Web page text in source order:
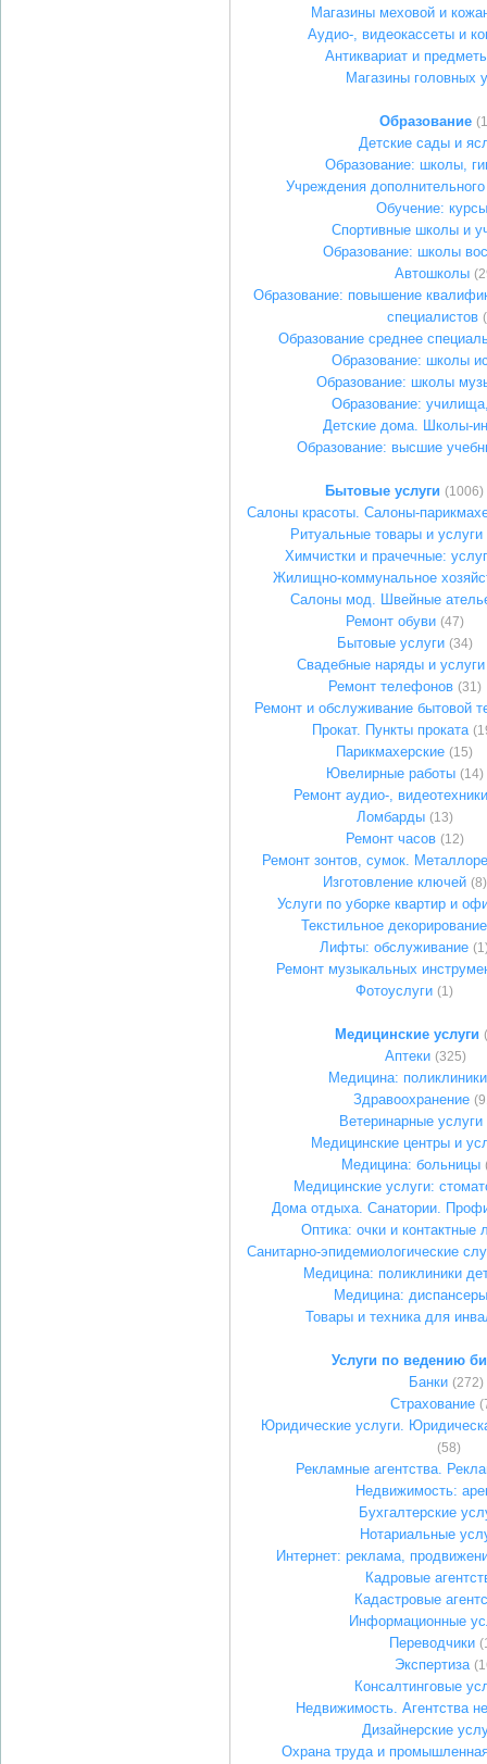
Магазины меховой и
Аудио-, видеокассеты и
Антиквариат и
Магазины головных
Образование
Детские сады и
Образование: школы,
Учреждения
Обучение: курсы
Спортивные школы и
Образование: школы
Автошколы
Образование: повышение
специалистов
Образование среднее
Образование: школы
Образование: школы
Образование:
Детские дома. Школы-
Образование: высшие
Бытовые услуги (1006)
Салоны красоты. Салоны-
Ритуальные товары и услуги
Химчистки и прачечные:
Жилищно-коммунальное
Салоны мод. Швейные
Ремонт обуви (47)
Бытовые услуги (34)
Свадебные наряды и услуги
Ремонт телефонов (31)
Ремонт и обслуживание бытовой
Прокат. Пункты проката
Парикмахерские (15)
Ювелирные работы (14)
Ремонт аудио-, видеотехники
Ломбарды (13)
Ремонт часов (12)
Ремонт зонтов, сумок.
Изготовление ключей (8)
Услуги по уборке квартир и
Текстильное декорирование
Лифты: обслуживание
Ремонт музыкальных
Фотоуслуги (1)
Медицинские услуги
Аптеки (325)
Медицина: поликлиники
Здравоохранение
Ветеринарные услуги
Медицинские центры и
Медицина: больницы
Медицинские услуги:
Дома отдыха. Санатории.
Оптика: очки и контактные
Санитарно-эпидемиологические
Медицина: поликлиники
Медицина: диспансеры
Товары и техника для
Услуги по ведению
Банки (272)
Страхование
Юридические услуги.
(58)
Рекламные агентства.
Недвижимость:
Бухгалтерские
Нотариальные
Интернет: реклама,
Кадровые
Кадастровые
Информационные
Переводчики
Экспертиза
Консалтинговые
Недвижимость. Агентства
Дизайнерские
Охрана труда и